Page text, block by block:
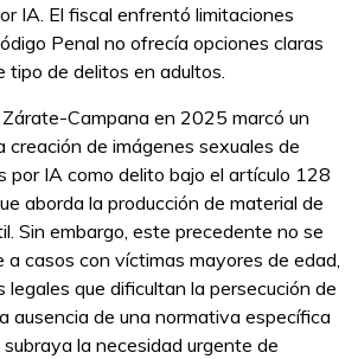
IA. El fiscal enfrentó limitaciones
Penal no ofrecía opciones claras
tipo de delitos en adultos.
Campana en 2025 marcó un
creación de imágenes sexuales de
por IA como delito bajo el artículo 128
aborda la producción de material de
Sin embargo, este precedente no se
casos con víctimas mayores de edad,
legales que dificultan la persecución de
ausencia de una normativa específica
la necesidad urgente de